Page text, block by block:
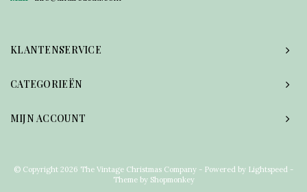
KLANTENSERVICE
CATEGORIEËN
MIJN ACCOUNT
© Copyright 2026 The Vintage Christmas Company - Powered by Lightspeed -
Theme by Shopmonkey